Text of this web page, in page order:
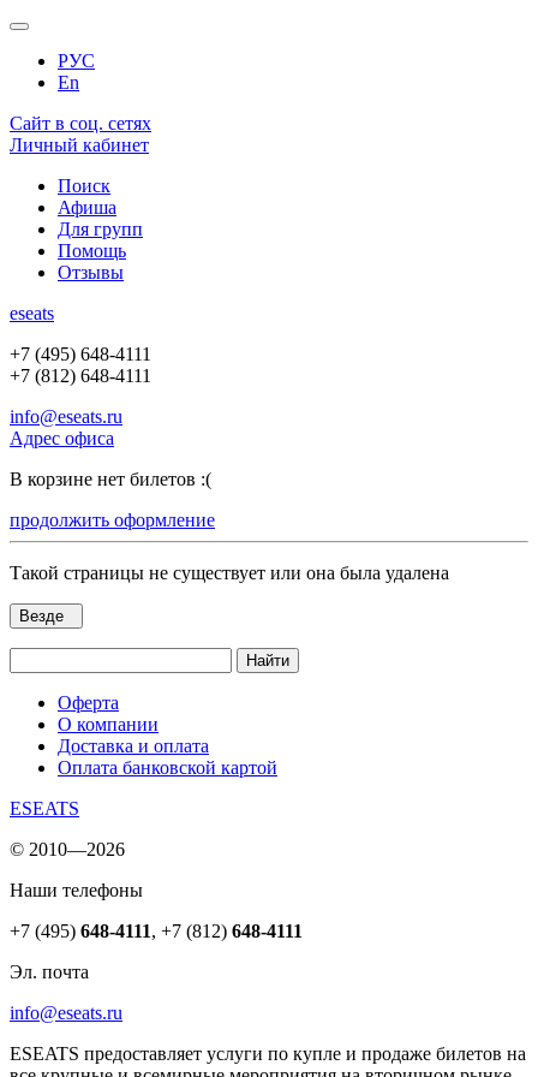
РУС
En
Сайт в соц. сетях
Личный кабинет
Поиск
Афиша
Для групп
Помощь
Отзывы
eseats
+7 (495) 648-4111
+7 (812) 648-4111
info@eseats.ru
Адрес офиса
В корзине нет билетов :(
продолжить оформление
Такой страницы не существует или она была удалена
Везде
Найти
Оферта
О компании
Доставка и оплата
Оплата банковской картой
ESEATS
© 2010—2026
Наши телефоны
+7 (495) 648-4111, +7 (812) 648-4111
Эл. почта
info@eseats.ru
ESEATS предоставляет услуги по купле и продаже билетов на